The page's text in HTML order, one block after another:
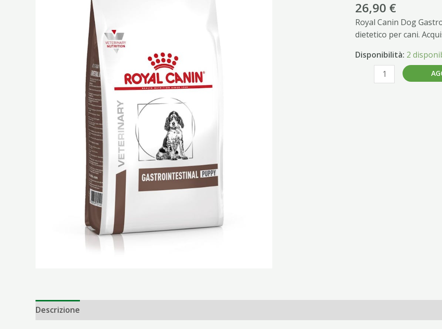
26,90 €
Royal Canin Dog
dietetico per cani.
Disponibilità: 2
quantità
Descrizione